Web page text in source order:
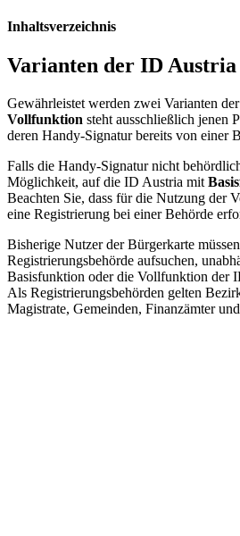
Inhaltsverzeichnis
Varianten der ID Austria
Gewährleistet werden zwei Varianten
Vollfunktion steht ausschließlich jenen
deren Handy-Signatur bereits von einer
Falls die Handy-Signatur nicht
Möglichkeit, auf die ID Austria mit
Beachten Sie, dass für die Nutzung der
eine Registrierung bei einer Behörde
Bisherige Nutzer der Bürgerkarte
Registrierungsbehörde aufsuchen,
Basisfunktion oder die Vollfunktion der
Als Registrierungsbehörden gelten
Magistrate, Gemeinden, Finanzämter